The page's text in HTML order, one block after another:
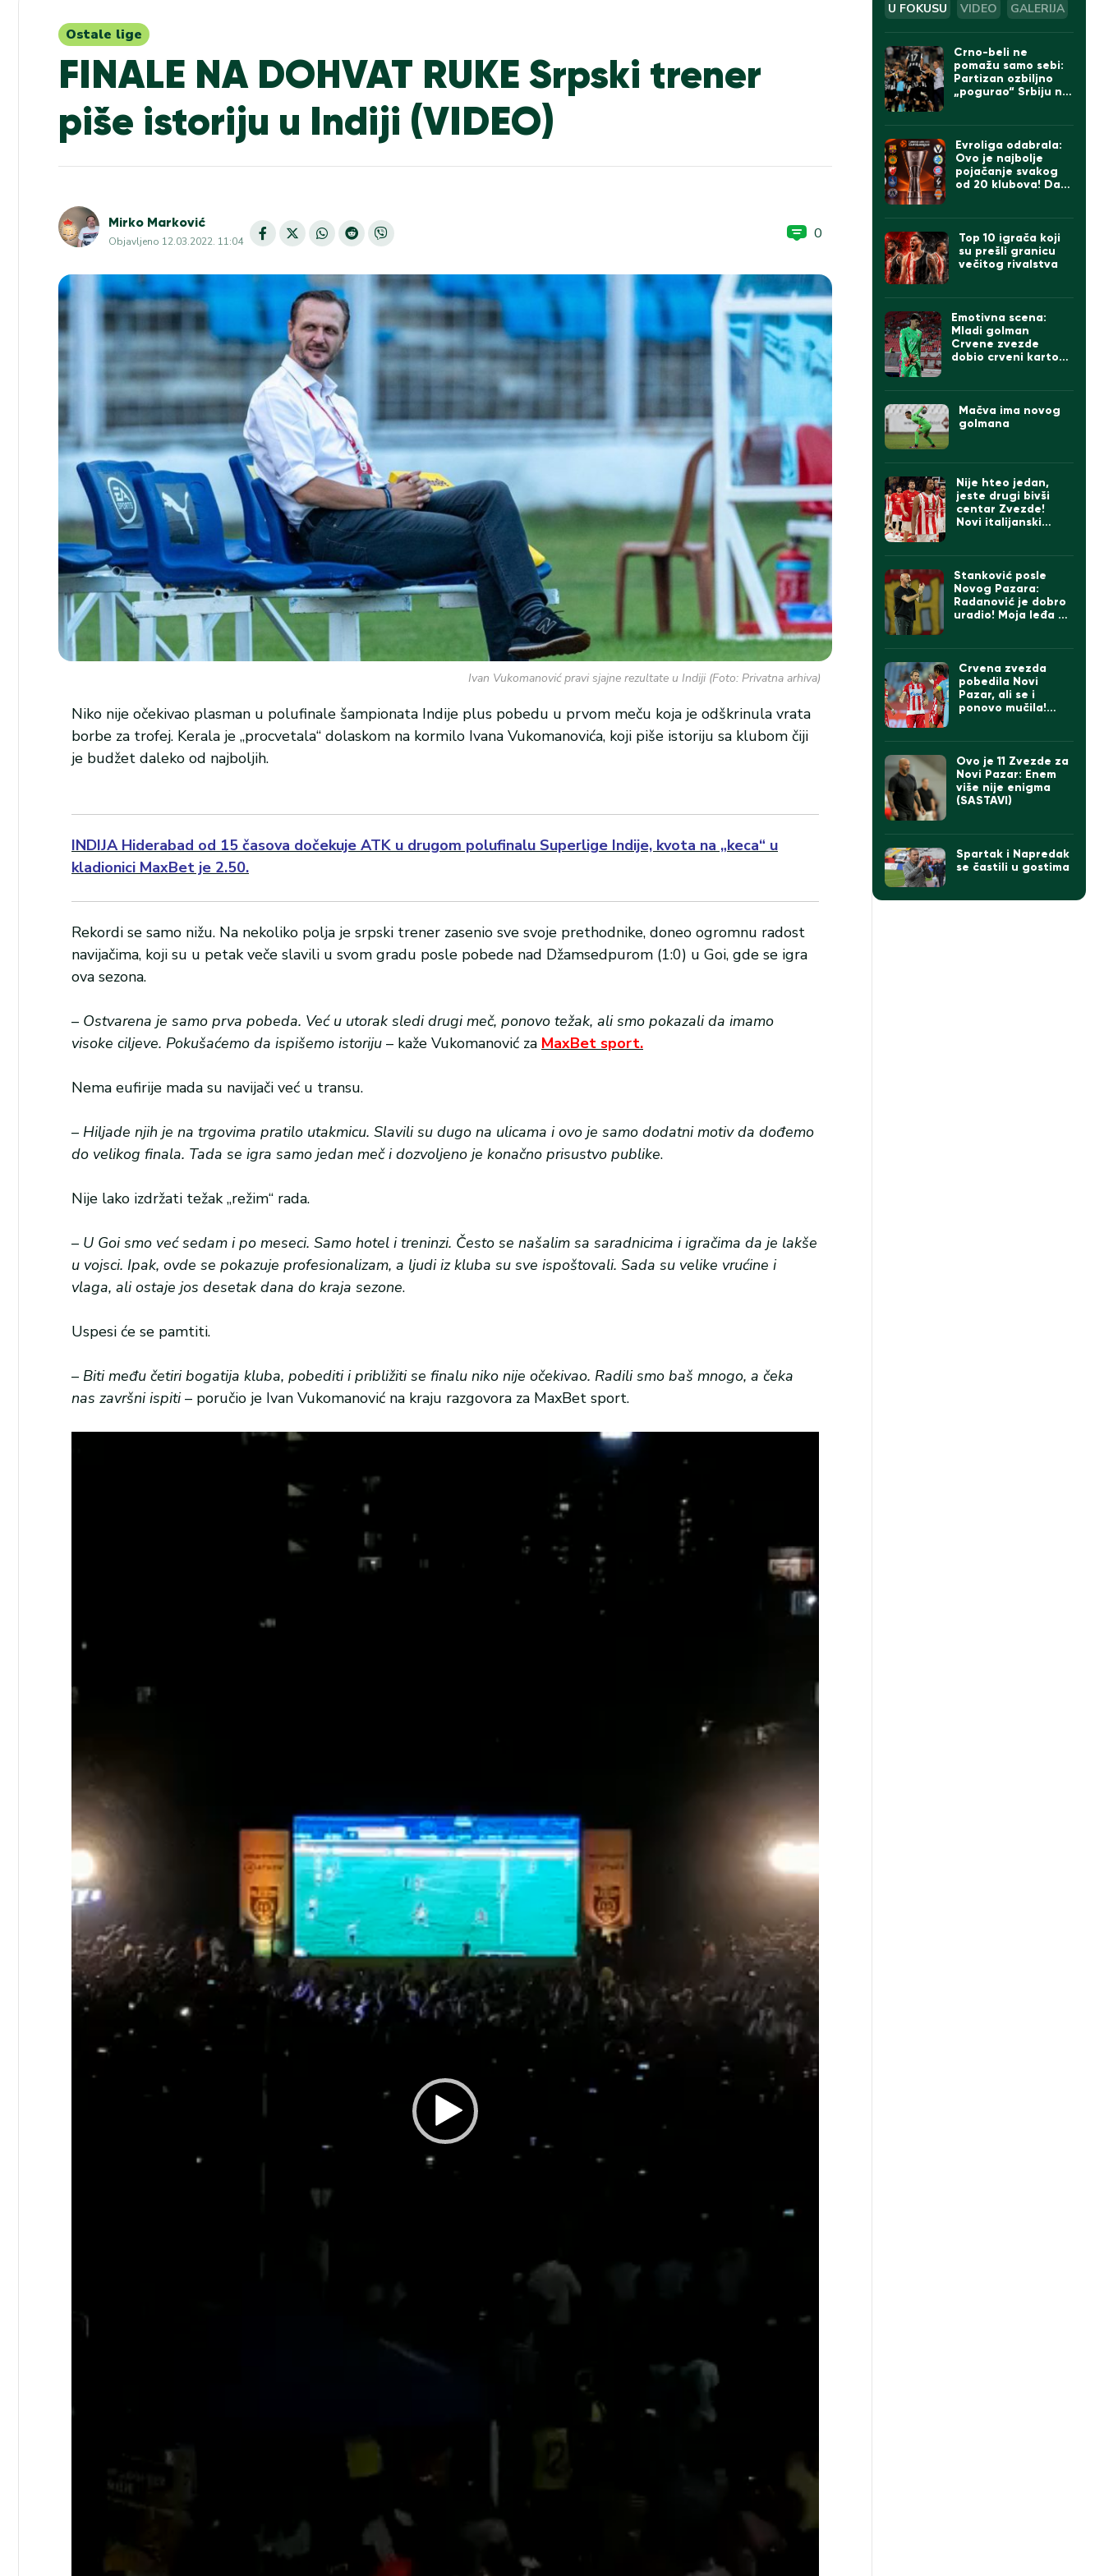
Ostale lige
FINALE NA DOHVAT RUKE Srpski trener
piše istoriju u Indiji (VIDEO)
Mirko Marković
Objavljeno 12.03.2022. 11:04 0
Ivan Vukomanović pravi sjajne rezultate u Indiji (Foto: Privatna arhiva)
Niko nije očekivao plasman u polufinale šampionata Indije plus pobedu u prvom meču koja je odškrinula vrata
borbe za trofej. Kerala je „procvetala“ dolaskom na kormilo Ivana Vukomanovića, koji piše istoriju sa klubom čiji
je budžet daleko od najboljih.
INDIJA Hiderabad od 15 časova dočekuje ATK u drugom polufinalu Superlige Indije, kvota na „keca“ u
kladionici MaxBet je 2.50.
Rekordi se samo nižu. Na nekoliko polja je srpski trener zasenio sve svoje prethodnike, doneo ogromnu radost
navijačima, koji su u petak veče slavili u svom gradu posle pobede nad Džamsedpurom (1:0) u Goi, gde se igra
ova sezona.
– Ostvarena je samo prva pobeda. Već u utorak sledi drugi meč, ponovo težak, ali smo pokazali da imamo
visoke ciljeve. Pokušaćemo da ispišemo istoriju – kaže Vukomanović za MaxBet sport.
Nema eufirije mada su navijači već u transu.
– Hiljade njih je na trgovima pratilo utakmicu. Slavili su dugo na ulicama i ovo je samo dodatni motiv da dođemo
do velikog finala. Tada se igra samo jedan meč i dozvoljeno je konačno prisustvo publike.
Nije lako izdržati težak „režim“ rada.
– U Goi smo već sedam i po meseci. Samo hotel i treninzi. Često se našalim sa saradnicima i igračima da je lakše
u vojsci. Ipak, ovde se pokazuje profesionalizam, a ljudi iz kluba su sve ispoštovali. Sada su velike vrućine i
vlaga, ali ostaje jos desetak dana do kraja sezone.
Uspesi će se pamtiti.
– Biti među četiri bogatija kluba, pobediti i približiti se finalu niko nije očekivao. Radili smo baš mnogo, a čeka
nas završni ispiti– poručio je Ivan Vukomanović na kraju razgovora za MaxBet sport.
U FOKUSU VIDEO GALERIJA
Crno-beli ne
pomažu samo sebi:
Partizan ozbiljno
„pogurao“ Srbiju na
Evroliga odabrala:
Ovo je najbolje
pojačanje svakog
od 20 klubova! Da li
Top 10 igrača koji
su prešli granicu
večitog rivalstva
Emotivna scena:
Mladi golman
Crvene zvezde
dobio crveni karton,
Mačva ima novog
golmana
Nije hteo jedan,
jeste drugi bivši
centar Zvezde!
Novi italijanski
Stanković posle
Novog Pazara:
Radanović je dobro
uradio! Moja leđa su
Crvena zvezda
pobedila Novi
Pazar, ali se i
ponovo mučila!
Ovo je 11 Zvezde za
Novi Pazar: Enem
više nije enigma
(SASTAVI)
Spartak i Napredak
se častili u gostima